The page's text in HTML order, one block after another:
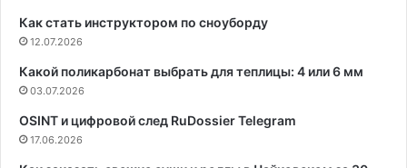
Как стать инструктором по сноуборду
12.07.2026
Какой поликарбонат выбрать для теплицы: 4 или 6 мм
03.07.2026
OSINT и цифровой след RuDossier Telegram
17.06.2026